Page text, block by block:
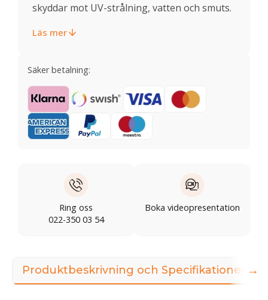
skyddar mot UV-strålning, vatten och smuts.
Läs mer
Säker betalning:
Ring oss
022-350 03 54
Boka videopresentation
Produktbeskrivning och Specifikationer →